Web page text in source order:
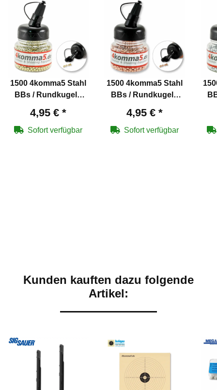
1500 4komma5 Stahl
BBs / Rundkugeln
Messing überzogen
für Co2-Waffen
4,95 € *
Sofort verfügbar
1500 4komma5 Stahl
BBs / Rundkugeln
verkupfert für Co2-
Waffen
4,95 € *
Sofort verfügbar
Kunden kauften dazu folgende
Artikel: